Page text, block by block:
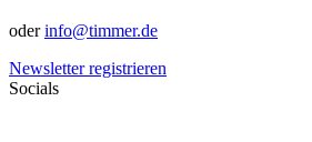
oderinfo@timmer.de
Newsletter registrieren
Socials